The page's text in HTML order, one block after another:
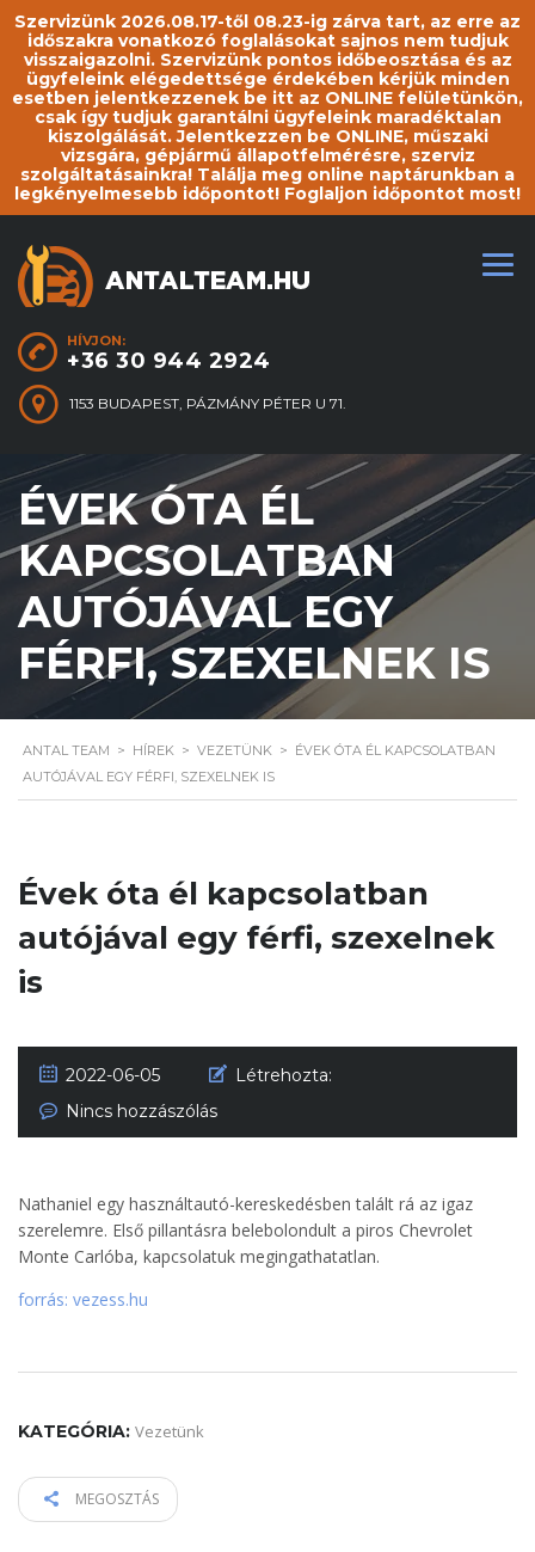
Szervizünk 2026.08.17-től 08.23-ig zárva tart, az erre az
időszakra vonatkozó foglalásokat sajnos nem tudjuk
visszaigazolni. Szervizünk pontos időbeosztása és az
ügyfeleink elégedettsége érdekében kérjük minden
esetben jelentkezzenek be itt az ONLINE felületünkön,
csak így tudjuk garantálni ügyfeleink maradéktalan
kiszolgálását. Jelentkezzen be ONLINE, műszaki
vizsgára, gépjármű állapotfelmérésre, szerviz
szolgáltatásainkra! Találja meg online naptárunkban a
legkényelmesebb időpontot! Foglaljon időpontot most!
HÍVJON:
+36 30 944 2924
1153 BUDAPEST, PÁZMÁNY PÉTER U 71.
ÉVEK ÓTA ÉL
KAPCSOLATBAN
AUTÓJÁVAL EGY
FÉRFI, SZEXELNEK IS
ANTAL TEAM > HÍREK > VEZETÜNK > ÉVEK ÓTA ÉL KAPCSOLATBAN
AUTÓJÁVAL EGY FÉRFI, SZEXELNEK IS
Évek óta él kapcsolatban
autójával egy férfi, szexelnek
is
2022-06-05
Létrehozta:
Nincs hozzászólás
Nathaniel egy használtautó-kereskedésben talált rá az igaz
szerelemre. Első pillantásra belebolondult a piros Chevrolet
Monte Carlóba, kapcsolatuk megingathatatlan.
forrás: vezess.hu
KATEGÓRIA: Vezetünk
MEGOSZTÁS